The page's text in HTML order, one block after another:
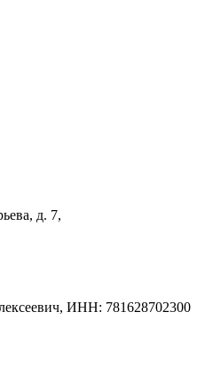
д. 7,
ИНН: 781628702300